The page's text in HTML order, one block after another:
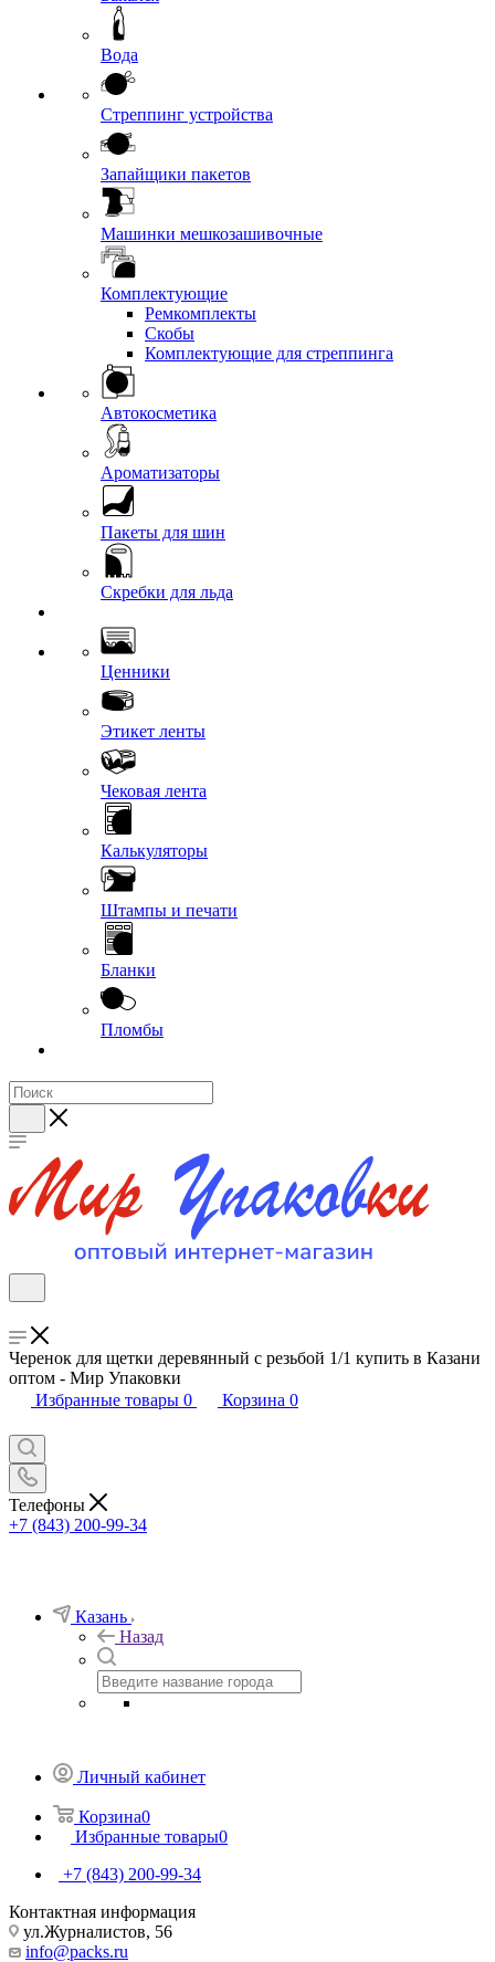
Вода
Стреппинг устройства
Запайщики пакетов
Машинки мешкозашивочные
Комплектующие
Ремкомплекты
Скобы
Комплектующие для стреппинга
Автокосметика
Ароматизаторы
Пакеты для шин
Скребки для льда
Ценники
Этикет ленты
Чековая лента
Калькуляторы
Штампы и печати
Бланки
Пломбы
Черенок для щетки деревянный с резьбой 1/1 купить в Казани
оптом - Мир Упаковки
Избранные товары 0 Корзина 0
Телефоны
+7 (843) 200-99-34
Казань
Назад
Личный кабинет
Корзина0
Избранные товары0
+7 (843) 200-99-34
Контактная информация
ул.Журналистов, 56
info@packs.ru